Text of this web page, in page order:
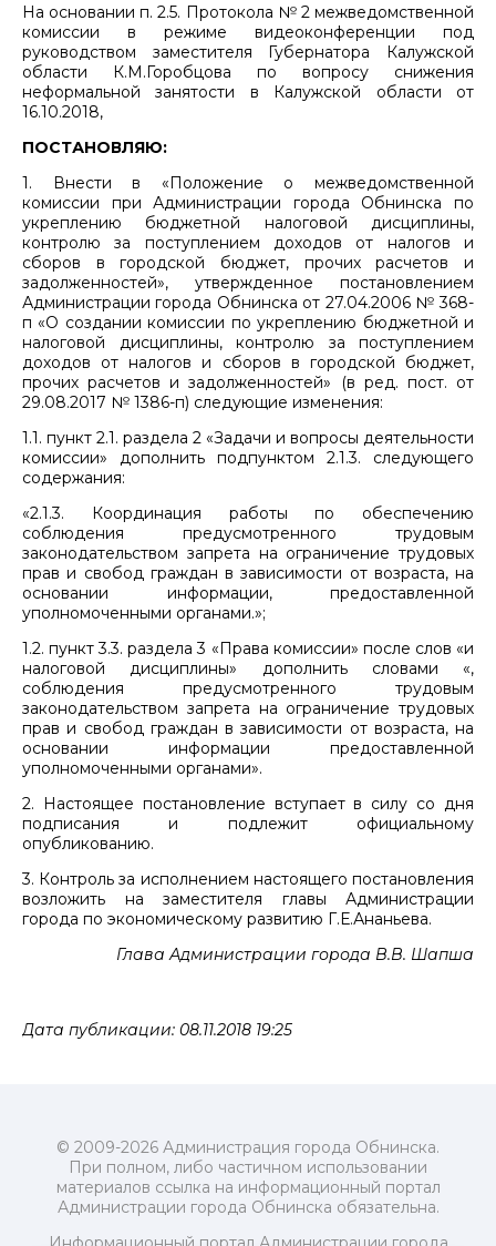
На основании п. 2.5. Протокола № 2 межведомственной
комиссии в режиме видеоконференции под
руководством заместителя Губернатора Калужской
области К.М.Горобцова по вопросу снижения
неформальной занятости в Калужской области от
16.10.2018,
ПОСТАНОВЛЯЮ:
1. Внести в «Положение о межведомственной
комиссии при Администрации города Обнинска по
укреплению бюджетной налоговой дисциплины,
контролю за поступлением доходов от налогов и
сборов в городской бюджет, прочих расчетов и
задолженностей», утвержденное постановлением
Администрации города Обнинска от 27.04.2006 № 368-
п «О создании комиссии по укреплению бюджетной и
налоговой дисциплины, контролю за поступлением
доходов от налогов и сборов в городской бюджет,
прочих расчетов и задолженностей» (в ред. пост. от
29.08.2017 № 1386-п) следующие изменения:
1.1. пункт 2.1. раздела 2 «Задачи и вопросы деятельности
комиссии» дополнить подпунктом 2.1.3. следующего
содержания:
«2.1.3. Координация работы по обеспечению
соблюдения предусмотренного трудовым
законодательством запрета на ограничение трудовых
прав и свобод граждан в зависимости от возраста, на
основании информации, предоставленной
уполномоченными органами.»;
1.2. пункт 3.3. раздела 3 «Права комиссии» после слов «и
налоговой дисциплины» дополнить словами «,
соблюдения предусмотренного трудовым
законодательством запрета на ограничение трудовых
прав и свобод граждан в зависимости от возраста, на
основании информации предоставленной
уполномоченными органами».
2. Настоящее постановление вступает в силу со дня
подписания и подлежит официальному
опубликованию.
3. Контроль за исполнением настоящего постановления
возложить на заместителя главы Администрации
города по экономическому развитию Г.Е.Ананьева.
Глава Администрации города В.В. Шапша
Дата публикации: 08.11.2018 19:25
© 2009-2026 Администрация города Обнинска.
При полном, либо частичном использовании
материалов ссылка на информационный портал
Администрации города Обнинска обязательна.